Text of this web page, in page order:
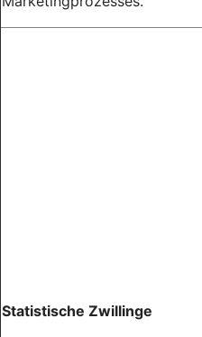
Statistische Zwillinge